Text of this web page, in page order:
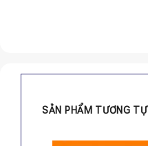
SẢN PHẨM TƯƠNG TỰ